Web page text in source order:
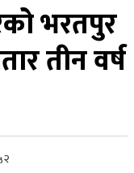
भरतपुर
तीन वर्ष